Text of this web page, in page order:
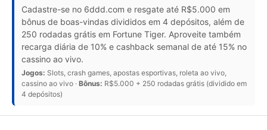
Cadastre-se no 6ddd.com e resgate até R$5.000 em
bônus de boas-vindas divididos em 4 depósitos, além de
250 rodadas grátis em Fortune Tiger. Aproveite também
recarga diária de 10% e cashback semanal de até 15% no
cassino ao vivo.
Jogos: Slots, crash games, apostas esportivas, roleta ao vivo,
cassino ao vivo · Bônus: R$5.000 + 250 rodadas grátis (dividido em
4 depósitos)